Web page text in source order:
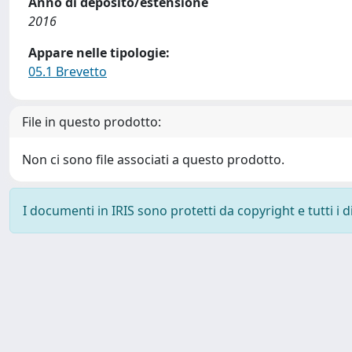
2016
Appare nelle tipologie:
05.1 Brevetto
File in questo prodotto:
Non ci sono file associati a questo prodotto.
I documenti in IRIS sono protetti da copyright e tutti i